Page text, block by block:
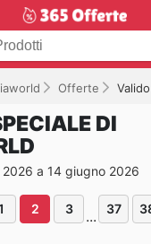
Offerte Valido
DI
a 14 giugno 2026
2 3 ... 37